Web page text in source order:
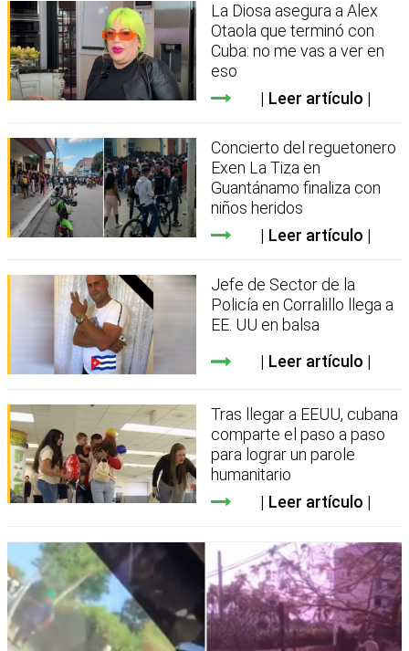
La Diosa asegura a Alex
Otaola que terminó con
Cuba: no me vas a ver en
eso
Leer artículo
Concierto del reguetonero
Exen La Tiza en
Guantánamo finaliza con
niños heridos
Leer artículo
Jefe de Sector de la
Policía en Corralillo llega a
EE. UU en balsa
Leer artículo
Tras llegar a EEUU, cubana
comparte el paso a paso
para lograr un parole
humanitario
Leer artículo